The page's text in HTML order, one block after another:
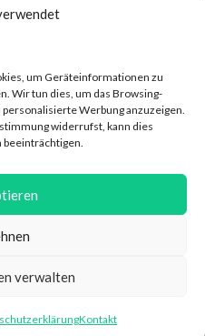
um Geräteinformationen zu
Wir tun dies, um das Browsing-
Werbung anzuzeigen.
widerrufst, kann dies
verwalten
Kontakt
WeRecycle
- WeRecycle.ch